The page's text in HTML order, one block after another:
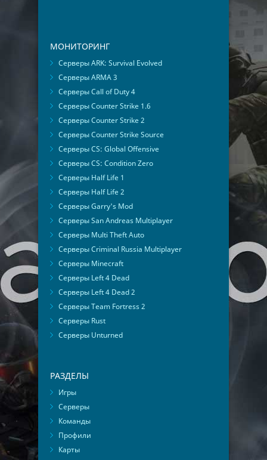
МОНИТОРИНГ
Серверы ARK: Survival Evolved
Серверы ARMA 3
Серверы Call of Duty 4
Серверы Counter Strike 1.6
Серверы Counter Strike 2
Серверы Counter Strike Source
Серверы CS: Global Offensive
Серверы CS: Condition Zero
Серверы Half Life 1
Серверы Half Life 2
Серверы Garry's Mod
Серверы San Andreas Multiplayer
Серверы Multi Theft Auto
Серверы Criminal Russia Multiplayer
Серверы Minecraft
Серверы Left 4 Dead
Серверы Left 4 Dead 2
Серверы Team Fortress 2
Серверы Rust
Серверы Unturned
РАЗДЕЛЫ
Игры
Серверы
Команды
Профили
Карты